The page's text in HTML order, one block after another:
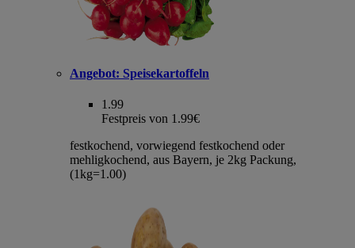
Angebot: Speisekartoffeln
1.99
Festpreis von 1.99€
festkochend, vorwiegend festkochend oder
mehligkochend, aus Bayern, je 2kg Packung,
(1kg=1.00)